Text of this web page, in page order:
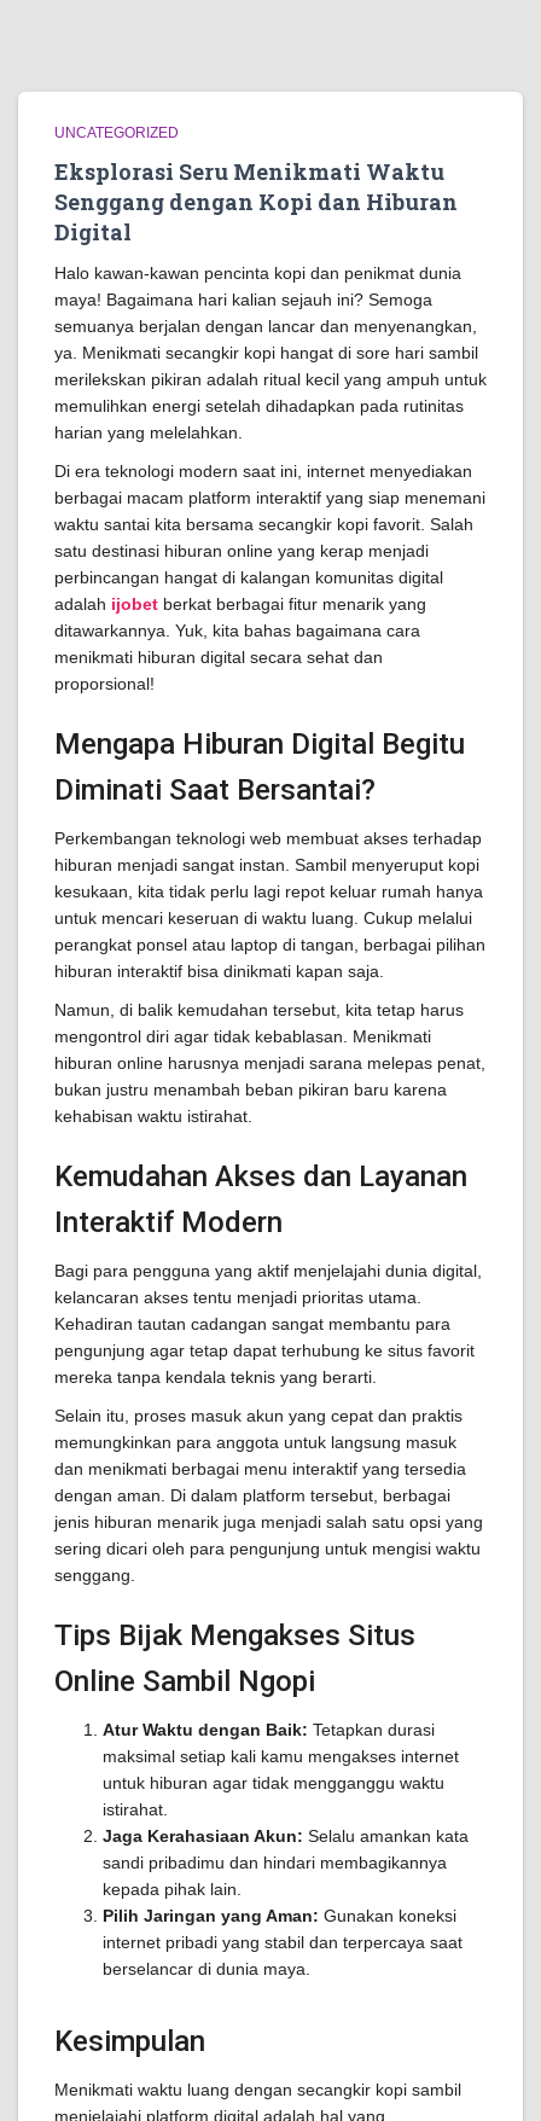
UNCATEGORIZED
Eksplorasi Seru Menikmati Waktu
Senggang dengan Kopi dan Hiburan
Digital
Halo kawan-kawan pencinta kopi dan penikmat dunia
maya! Bagaimana hari kalian sejauh ini? Semoga
semuanya berjalan dengan lancar dan menyenangkan,
ya. Menikmati secangkir kopi hangat di sore hari sambil
merilekskan pikiran adalah ritual kecil yang ampuh untuk
memulihkan energi setelah dihadapkan pada rutinitas
harian yang melelahkan.
Di era teknologi modern saat ini, internet menyediakan
berbagai macam platform interaktif yang siap menemani
waktu santai kita bersama secangkir kopi favorit. Salah
satu destinasi hiburan online yang kerap menjadi
perbincangan hangat di kalangan komunitas digital
adalah ijobet berkat berbagai fitur menarik yang
ditawarkannya. Yuk, kita bahas bagaimana cara
menikmati hiburan digital secara sehat dan
proporsional!
Mengapa Hiburan Digital Begitu
Diminati Saat Bersantai?
Perkembangan teknologi web membuat akses terhadap
hiburan menjadi sangat instan. Sambil menyeruput kopi
kesukaan, kita tidak perlu lagi repot keluar rumah hanya
untuk mencari keseruan di waktu luang. Cukup melalui
perangkat ponsel atau laptop di tangan, berbagai pilihan
hiburan interaktif bisa dinikmati kapan saja.
Namun, di balik kemudahan tersebut, kita tetap harus
mengontrol diri agar tidak kebablasan. Menikmati
hiburan online harusnya menjadi sarana melepas penat,
bukan justru menambah beban pikiran baru karena
kehabisan waktu istirahat.
Kemudahan Akses dan Layanan
Interaktif Modern
Bagi para pengguna yang aktif menjelajahi dunia digital,
kelancaran akses tentu menjadi prioritas utama.
Kehadiran tautan cadangan sangat membantu para
pengunjung agar tetap dapat terhubung ke situs favorit
mereka tanpa kendala teknis yang berarti.
Selain itu, proses masuk akun yang cepat dan praktis
memungkinkan para anggota untuk langsung masuk
dan menikmati berbagai menu interaktif yang tersedia
dengan aman. Di dalam platform tersebut, berbagai
jenis hiburan menarik juga menjadi salah satu opsi yang
sering dicari oleh para pengunjung untuk mengisi waktu
senggang.
Tips Bijak Mengakses Situs
Online Sambil Ngopi
Atur Waktu dengan Baik: Tetapkan durasi
maksimal setiap kali kamu mengakses internet
untuk hiburan agar tidak mengganggu waktu
istirahat.
Jaga Kerahasiaan Akun: Selalu amankan kata
sandi pribadimu dan hindari membagikannya
kepada pihak lain.
Pilih Jaringan yang Aman: Gunakan koneksi
internet pribadi yang stabil dan terpercaya saat
berselancar di dunia maya.
Kesimpulan
Menikmati waktu luang dengan secangkir kopi sambil
menjelajahi platform digital adalah hal yang